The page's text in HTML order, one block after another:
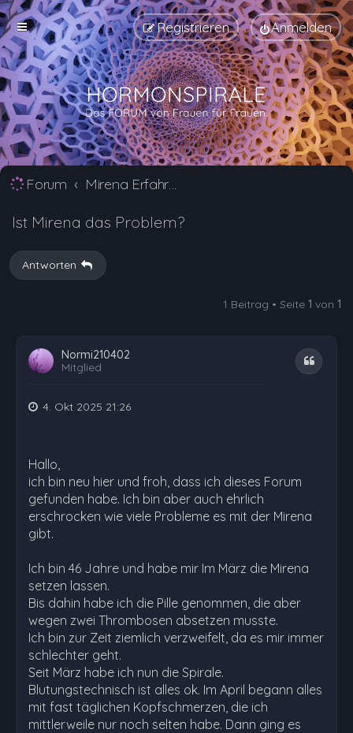
Anmelden
Registrieren
Forum Mirena Erfahrungsberichte und Nebenwirkungen
Ist Mirena das Problem?
Antworten
1 Beitrag • Seite 1 von 1
Normi210402
Mitglied
Zitat
4. Okt 2025 21:26
Hallo,
ich bin neu hier und froh, dass ich dieses Forum
gefunden habe. Ich bin aber auch ehrlich
erschrocken wie viele Probleme es mit der Mirena
gibt.
Ich bin 46 Jahre und habe mir Im März die Mirena
setzen lassen.
Bis dahin habe ich die Pille genommen, die aber
wegen zwei Thrombosen absetzen musste.
Ich bin zur Zeit ziemlich verzweifelt, da es mir immer
schlechter geht.
Seit März habe ich nun die Spirale.
Blutungstechnisch ist alles ok. Im April begann alles
mit fast täglichen Kopfschmerzen, die ich
mittlerweile nur noch selten habe. Dann ging es